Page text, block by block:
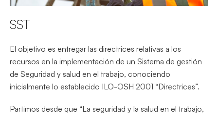
SST
El objetivo es entregar las directrices relativas a los
recursos en la implementación de un Sistema de gestión
de Seguridad y salud en el trabajo, conociendo
inicialmente lo establecido ILO-OSH 2001 “Directrices”.
Partimos desde que “La seguridad y la salud en el trabajo,